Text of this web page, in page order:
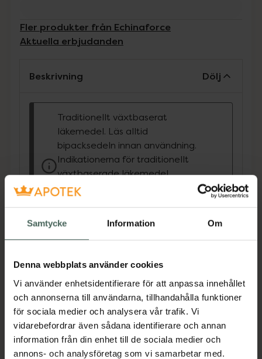
Samtycke Information Om
Denna webbplats använder cookies
Vi använder enhetsidentifierare för att anpassa innehållet
och annonserna till användarna, tillhandahålla funktioner
för sociala medier och analysera vår trafik. Vi
vidarebefordrar även sådana identifierare och annan
information från din enhet till de sociala medier och
annons- och analysföretag som vi samarbetar med.
Fler produkter från Echinaforce
Aktuella erbjudanden
Beskrivning Dölj
Traditionellt växtbaserat
läkemedel. Läs alltid
bipacksedeln innan användning.
Indikationerna för traditionellt
växtbaserade läkemedel
grundar sig uteslutande på
Echinaforce tabletter - Så snart du börjar
Echinaforce, som innehåller extrakt av röd
solhatt. Då lindras dina förkylningssymtom
snabbt. Du kan även ta Echinaforce kortvarigt
i förebyggande syfte. - tas vid första
förkylningssymtom - finns även i flytande
form.
Jämförpris 1,13 kr/st